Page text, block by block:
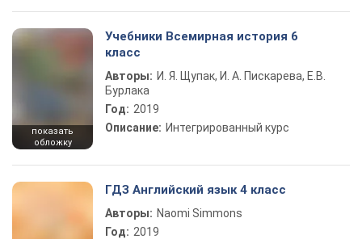
показать
обложку
Учебники Всемирная история 6
класс
Авторы: И. Я. Щупак, И. А. Пискарева, Е.В.
Бурлака
Год: 2019
Описание: Интегрированный курс
ГДЗ Английский язык 4 класс
Авторы: Naomi Simmons
Год: 2019